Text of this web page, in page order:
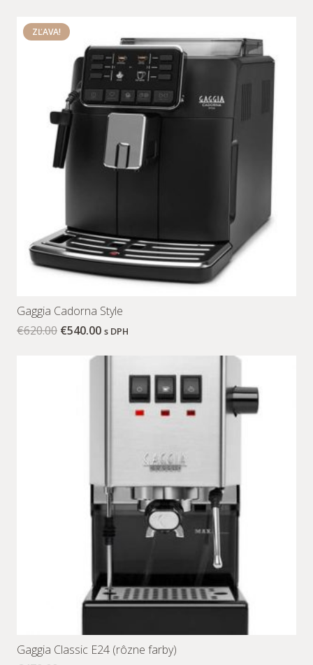
ZĽAVA!
Gaggia Cadorna Style
€620.00 €540.00 s DPH
Gaggia Classic E24 (rôzne farby)